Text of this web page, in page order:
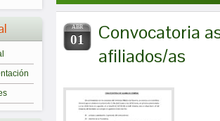
ABR
01
Convocatoria
afiliados/as